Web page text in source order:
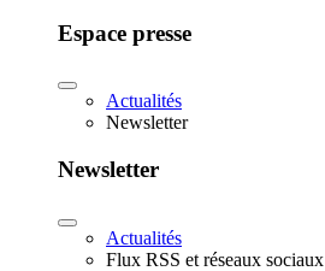
Espace presse
Actualités
Newsletter
Newsletter
Actualités
Flux RSS et réseaux sociaux